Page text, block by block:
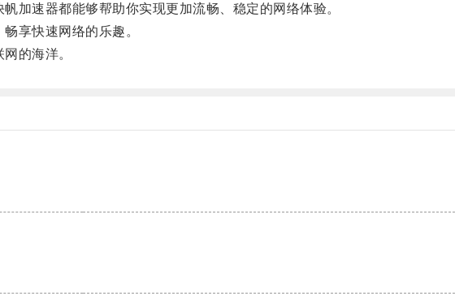
速器都能够帮助你实现更加流畅、稳定的网络体验。
享快速网络的乐趣。
的海洋。